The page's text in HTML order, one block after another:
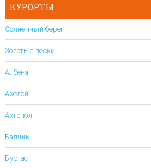
КУРОРТЫ
Солнечный берег
Золотые пески
Албена
Ахелой
Ахтопол
Балчик
Бургас